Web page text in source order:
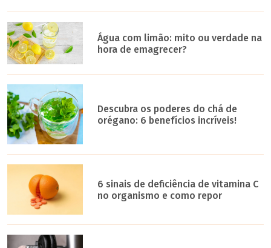
Água com limão: mito ou verdade na
hora de emagrecer?
Descubra os poderes do chá de
orégano: 6 benefícios incríveis!
6 sinais de deficiência de vitamina C
no organismo e como repor